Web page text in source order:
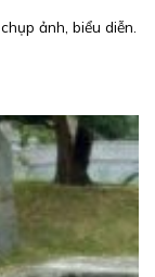
ảnh, biểu diễn.